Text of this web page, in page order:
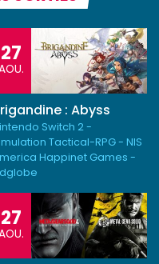
27
: Abyss
Switch 2 -
Tactical-RPG - NIS
Happinet Games -
27